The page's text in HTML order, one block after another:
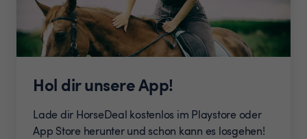
Hol dir unsere App!
Lade dir HorseDeal kostenlos im Playstore oder
App Store herunter und schon kann es losgehen!